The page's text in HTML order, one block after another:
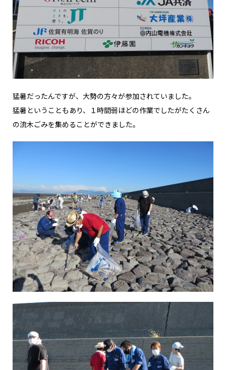
猛暑だったんですが、大勢の方々が参加されていました。
猛暑ということもあり、１時間弱ほどの作業でしたがたくさん
の流木ごみを集めることができました。